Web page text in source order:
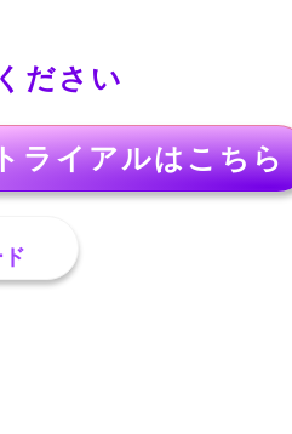
ださい
ライアルはこちら